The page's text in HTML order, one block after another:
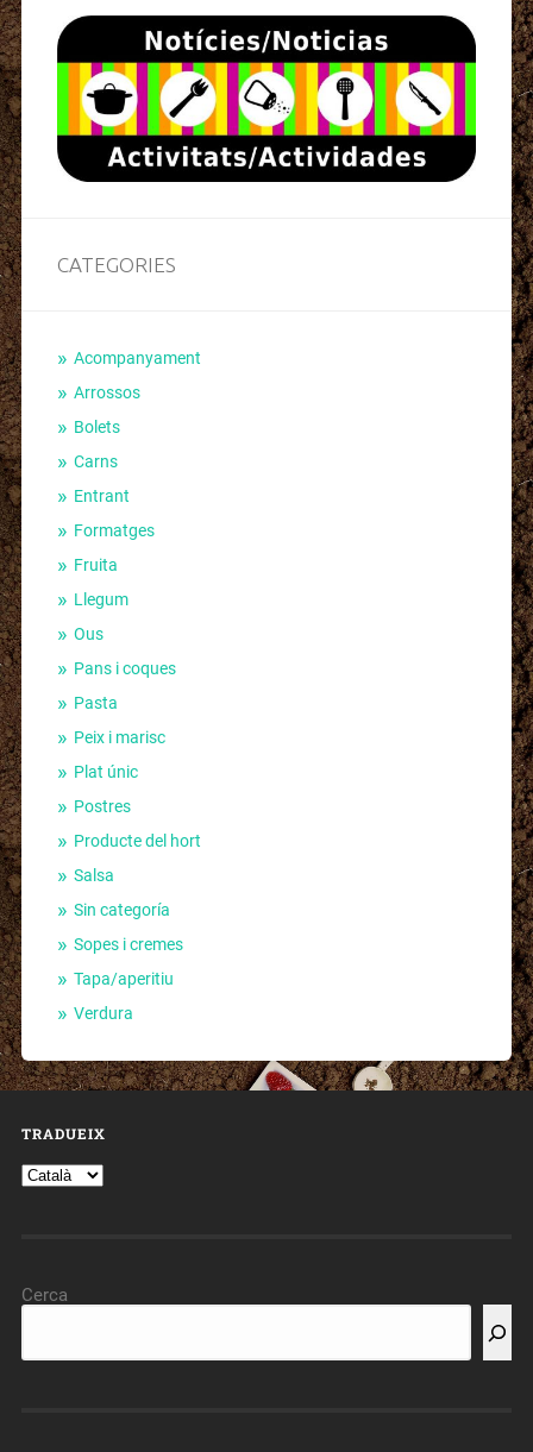
CATEGORIES
Acompanyament
Arrossos
Bolets
Carns
Entrant
Formatges
Fruita
Llegum
Ous
Pans i coques
Pasta
Peix i marisc
Plat únic
Postres
Producte del hort
Salsa
Sin categoría
Sopes i cremes
Tapa/aperitiu
Verdura
TRADUEIX
Cerca